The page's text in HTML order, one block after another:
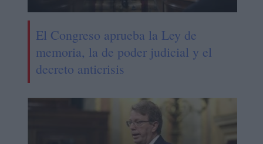
El Congreso aprueba la Ley de
memoria, la de poder judicial y el
decreto anticrisis